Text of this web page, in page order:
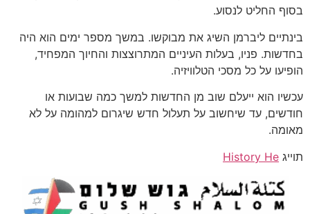
בסוף החליט לנסוע.
בינתיים ליברמן השיג את מבוקשו. במשך מספר ימים הוא היה
בחדשות. פניו, בעלות העיניים המתרוצצות והחיוך המפחיד,
הופיעו על כל מסכי הטלוויזיה.
עכשיו הוא ייעלם שוב מן החדשות למשך כמה שבועות או
חודשים, עד שיחשוב על תעלול חדש שיגרום למהומה על לא
מאומה.
תוייג History He